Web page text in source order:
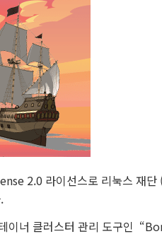
2.0 라이선스로 리눅스 재
이너 클러스터 관리 도구인